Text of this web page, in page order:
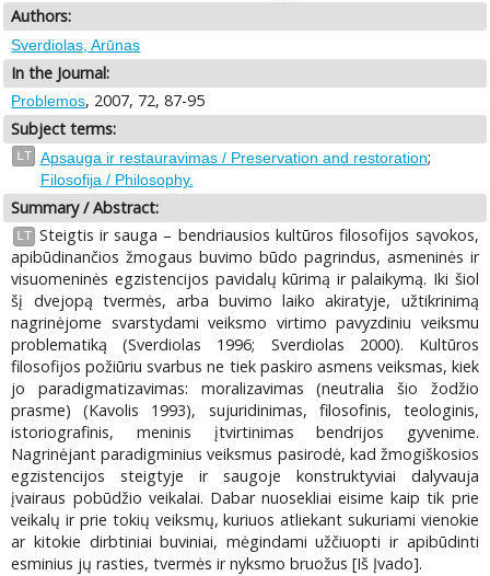
Authors:
Sverdiolas, Arūnas
In the Journal:
Problemos, 2007, 72, 87-95
Subject terms:
LT Apsauga ir restauravimas / Preservation and restoration;
Filosofija / Philosophy.
Summary / Abstract:
LT Steigtis ir sauga – bendriausios kultūros filosofijos sąvokos,
apibūdinančios žmogaus buvimo būdo pagrindus, asmeninės ir
visuomeninės egzistencijos pavidalų kūrimą ir palaikymą. Iki šiol
šį dvejopą tvermės, arba buvimo laiko akiratyje, užtikrinimą
nagrinėjome svarstydami veiksmo virtimo pavyzdiniu veiksmu
problematiką (Sverdiolas 1996; Sverdiolas 2000). Kultūros
filosofijos požiūriu svarbus ne tiek paskiro asmens veiksmas, kiek
jo paradigmatizavimas: moralizavimas (neutralia šio žodžio
prasme) (Kavolis 1993), sujuridinimas, filosofinis, teologinis,
istoriografinis, meninis įtvirtinimas bendrijos gyvenime.
Nagrinėjant paradigminius veiksmus pasirodė, kad žmogiškosios
egzistencijos steigtyje ir saugoje konstruktyviai dalyvauja
įvairaus pobūdžio veikalai. Dabar nuosekliai eisime kaip tik prie
veikalų ir prie tokių veiksmų, kuriuos atliekant sukuriami vienokie
ar kitokie dirbtiniai buviniai, mėgindami užčiuopti ir apibūdinti
esminius jų rasties, tvermės ir nyksmo bruožus [Iš Įvado].